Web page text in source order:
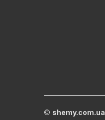
© shemy.com.ua